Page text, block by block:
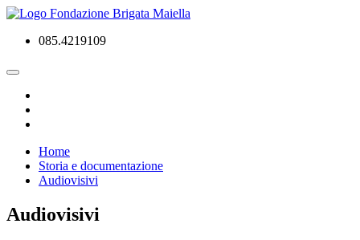
085.4219109
Home
Storia e documentazione
Audiovisivi
Audiovisivi